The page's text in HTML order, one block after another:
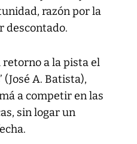
razón por la
descontado.
retorno a la pista el
(José A. Batista),
a competir en las
sin logar un